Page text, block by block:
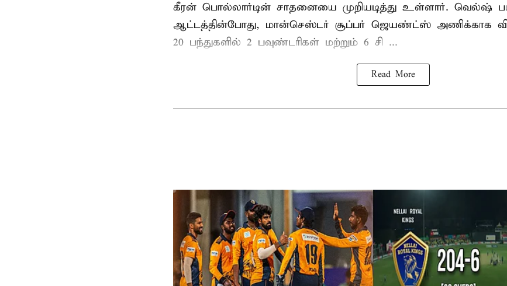
கீரன் பொல்லார்டின் சாதனையை முறியடித்து உள்ளார். வெல்ஷ்
ஆட்டத்தின்போது, மான்செஸ்டர் சூப்பர் ஜெயண்ட்ஸ் அணிக்காக
20 பந்துகளில் 2 பவுண்டரிகள் மற்றும் 6 சி ...
Read More